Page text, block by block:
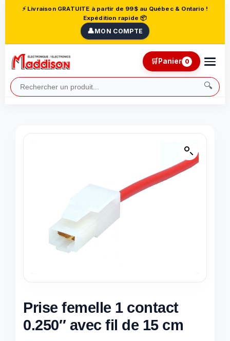
⚡ Livraison GRATUITE à partir de 99$ au Québec & Ontario !
Expédition rapide 📦
👤MON COMPTE
🔍
🛒Panier 0
Prise femelle 1 contact
0.250″ avec fil de 15 cm